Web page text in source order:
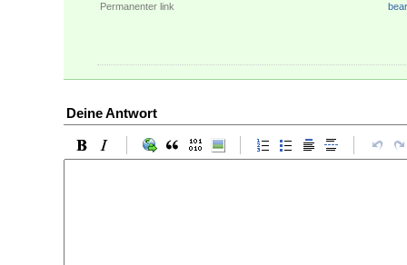
Permanenter link
Deine Antwort